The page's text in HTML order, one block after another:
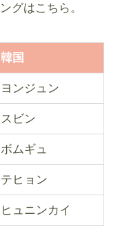
グはこちら。
韓国
ヨンジュン
スビン
ボムギュ
テヒョン
ヒュニンカイ